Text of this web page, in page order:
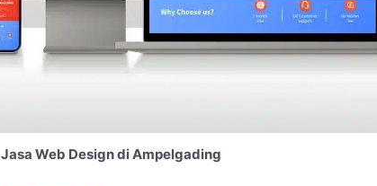
Jasa Web Design di Ampelgading